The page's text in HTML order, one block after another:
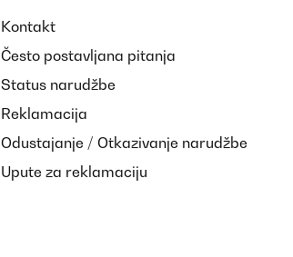
Kontakt
Često postavljana pitanja
Status narudžbe
Reklamacija
Odustajanje / Otkazivanje narudžbe
Upute za reklamaciju